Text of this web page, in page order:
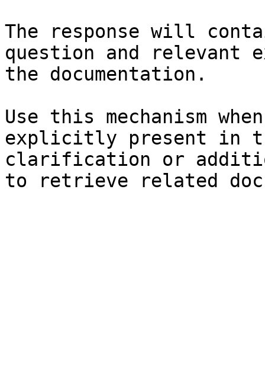
The response will
question and relevant
the documentation.
Use this mechanism
explicitly present in
clarification or